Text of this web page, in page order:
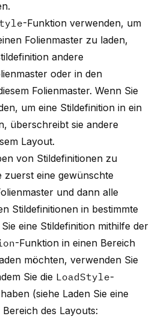
-Funktion verwenden, um
Folienmaster zu laden,
andere
oder in den
Folienmaster. Wenn Sie
um eine Stildefinition in ein
überschreibt sie andere
Layout.
von Stildefinitionen zu
zuerst eine gewünschte
und dann alle
Stildefinitionen in bestimmte
eine Stildefinition mithilfe der
-Funktion in einen Bereich
möchten, verwenden Sie
Sie die LoadStyle-
(siehe Laden Sie eine
des Layouts: